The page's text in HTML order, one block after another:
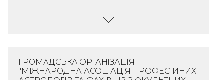
Обл., Місто Дніпро,
Площа Соборна,
Дмитро
Геннадійович;
Офтальмологія
Адреса:Україна,
ГРОМАДСЬКА ОРГАНІЗАЦІЯ
"МІЖНАРОДНА АСОЦІАЦІЯ ПРОФЕСІЙНИХ